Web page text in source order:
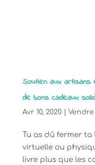
Soutien aux
de bons cadeaux
Avr 10, 2020|
Tu as dû fermer ta
virtuelle ou
livre plus que les